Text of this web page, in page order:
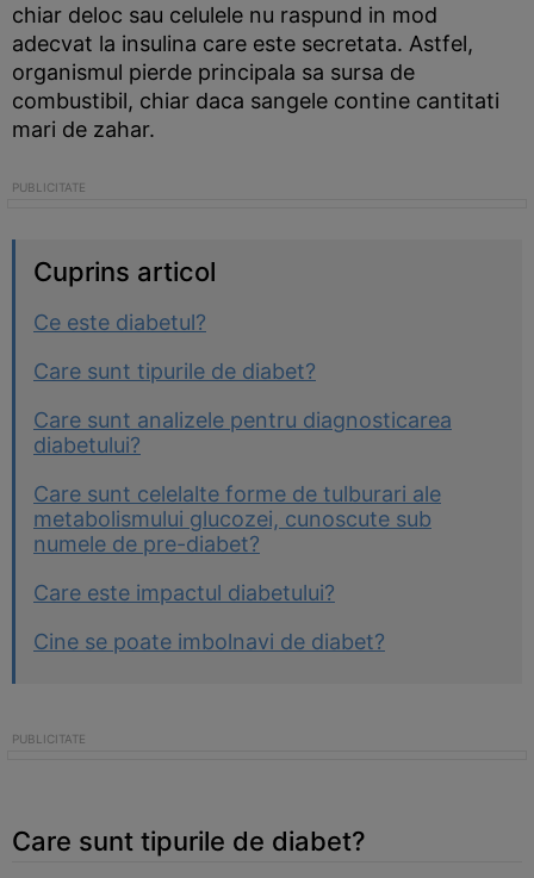
chiar deloc sau celulele nu raspund in mod
adecvat la insulina care este secretata. Astfel,
organismul pierde principala sa sursa de
combustibil, chiar daca sangele contine cantitati
mari de zahar.
Cuprins articol
Ce este diabetul?
Care sunt tipurile de diabet?
Care sunt analizele pentru diagnosticarea
diabetului?
Care sunt celelalte forme de tulburari ale
metabolismului glucozei, cunoscute sub
numele de pre-diabet?
Care este impactul diabetului?
Cine se poate imbolnavi de diabet?
Care sunt tipurile de diabet?